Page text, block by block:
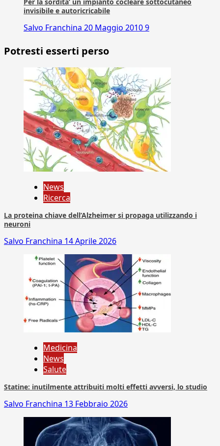
invisibile e autoricricabile
Salvo Franchina 20 Maggio 20109
Potresti esserti perso
News
Ricerca
La proteina chiave dell’Alzheimer si propaga utilizzando i
neuroni
Salvo Franchina 14 Aprile 2026
Medicina
News
Salute
Statine: inutilmente attribuiti molti effetti avversi, lo studio
Salvo Franchina 13 Febbraio 2026